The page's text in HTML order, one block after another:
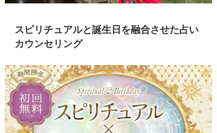
スピリチュアルと誕生日を融合させた占い
カウンセリング